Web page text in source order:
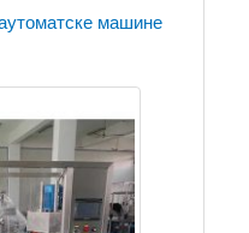
машине